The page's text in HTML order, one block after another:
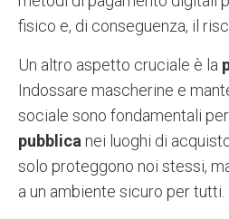
fisico e, di conseguenza, il
Un altro aspetto cruciale è la
Indossare mascherine e
sociale sono fondamentali per
pubblica nei luoghi di
solo proteggono noi stessi,
a un ambiente sicuro per tutti.